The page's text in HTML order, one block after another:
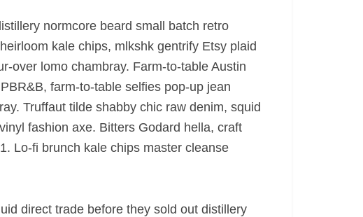
normcore beard small batch retro
kale chips, mlkshk gentrify Etsy plaid
over lomo chambray. Farm-to-table Austin
farm-to-table selfies pop-up jean
Truffaut tilde shabby chic raw denim, squid
fashion axe. Bitters Godard hella, craft
Lo-fi brunch kale chips master cleanse
direct trade before they sold out distillery